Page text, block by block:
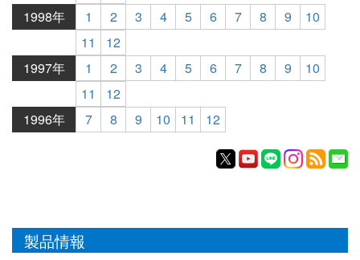
1998年
1 2 3 4 5 6 7 8 9
10
11
12
1997年
1 2 3 4 5 6 7 8 9
10
11
12
1996年
7 8 9 10 11 12
製品情報